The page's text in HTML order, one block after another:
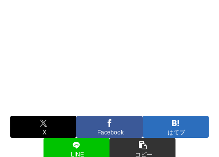
X Facebook はてブ
LINE コピー